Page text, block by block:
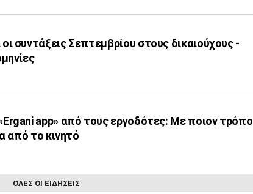
συντάξεις Σεπτεμβρίου στους δικαιούχους -
app» από τους εργοδότες: Με ποιον τρόπο
από το κινητό
ΟΛΕΣ ΟΙ ΕΙΔΗΣΕΙΣ